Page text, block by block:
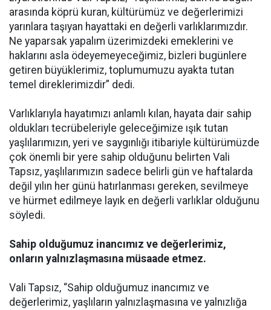
arasında köprü kuran, kültürümüz ve değerlerimizi
yarınlara taşıyan hayattaki en değerli varlıklarımızdır.
Ne yaparsak yapalım üzerimizdeki emeklerini ve
haklarını asla ödeyemeyeceğimiz, bizleri bugünlere
getiren büyüklerimiz, toplumumuzu ayakta tutan
temel direklerimizdir” dedi.
Varlıklarıyla hayatımızı anlamlı kılan, hayata dair sahip
oldukları tecrübeleriyle geleceğimize ışık tutan
yaşlılarımızın, yeri ve saygınlığı itibariyle kültürümüzde
çok önemli bir yere sahip olduğunu belirten Vali
Tapsız, yaşlılarımızın sadece belirli gün ve haftalarda
değil yılın her günü hatırlanması gereken, sevilmeye
ve hürmet edilmeye layık en değerli varlıklar olduğunu
söyledi.
Sahip olduğumuz inancımız ve değerlerimiz,
onların yalnızlaşmasına müsaade etmez.
Vali Tapsız, “Sahip olduğumuz inancımız ve
değerlerimiz, yaşlıların yalnızlaşmasına ve yalnızlığa